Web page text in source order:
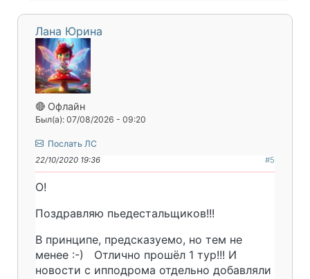
Лана Юрина
🔴 Офлайн
Был(а): 07/08/2026 - 09:20
Послать ЛС
22/10/2020 19:36 #5
О!
Поздравляю пьедестальщиков!!!
В принципе, предсказуемо, но тем не
менее :-) Отлично прошёл 1 тур!!! И
новости с ипподрома отдельно добавляли